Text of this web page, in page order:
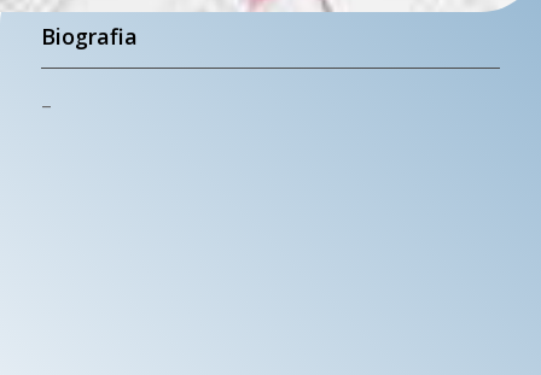
Biografia
–